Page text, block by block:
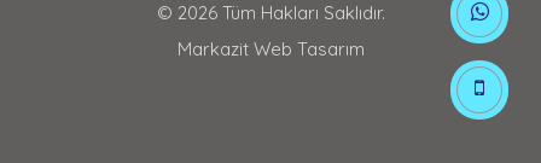
© 2026 Tüm Hakları Saklıdır.
Markazit Web Tasarım